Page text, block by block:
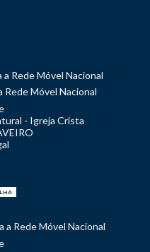
Rede Móvel Nacional
Rede Móvel Nacional
- Igreja Crista
a Rede Móvel Nacional